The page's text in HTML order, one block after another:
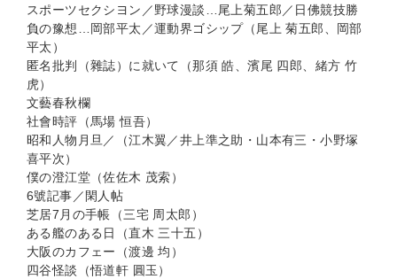
スポーツセクシヨン／野球漫談…尾上菊五郎／日佛競技勝
負の豫想…岡部平太／運動界ゴシップ（尾上 菊五郎、岡部
平太）
匿名批判（雜誌）に就いて（那須 皓、濱尾 四郎、緒方 竹
虎）
文藝春秋欄
社會時評（馬場 恒吾）
昭和人物月旦／（江木翼／井上準之助・山本有三・小野塚
喜平次）
僕の澄江堂（佐佐木 茂索）
6號記事／閑人帖
芝居7月の手帳（三宅 周太郎）
ある艦のある日（直木 三十五）
大阪のカフェー（渡邊 均）
四谷怪談（悟道軒 圓玉）